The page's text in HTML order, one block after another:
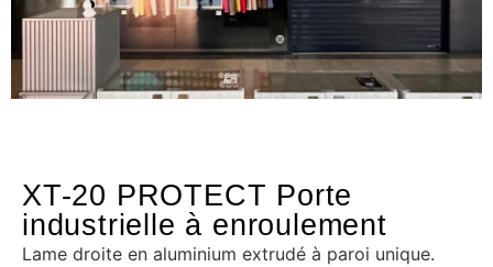
XT-20 PROTECT Porte
industrielle à enroulement
Lame droite en aluminium extrudé à paroi unique.